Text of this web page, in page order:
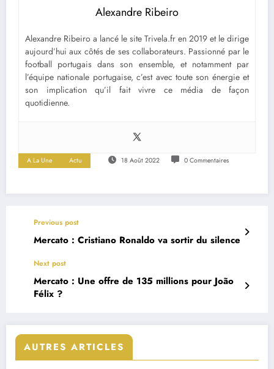
Alexandre Ribeiro
Alexandre Ribeiro a lancé le site Trivela.fr en 2019 et le dirige
aujourd’hui aux côtés de ses collaborateurs. Passionné par le
football portugais dans son ensemble, et notamment par
l’équipe nationale portugaise, c’est avec toute son énergie et
son implication qu’il fait vivre ce média de façon
quotidienne.
A La Une Actu 18 Août 2022 0 Commentaires
Previous post
Mercato : Cristiano Ronaldo va sortir du silence
Next post
Mercato : Une offre de 135 millions pour João
Félix ?
AUTRES ARTICLES